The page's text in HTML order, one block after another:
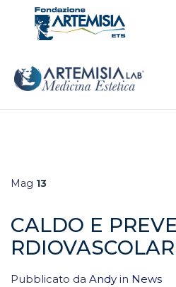
Mag 13
CALDO E
Pubblicato da Andy in News